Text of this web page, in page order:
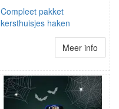
Compleet pakket
kersthuisjes haken
Meer info